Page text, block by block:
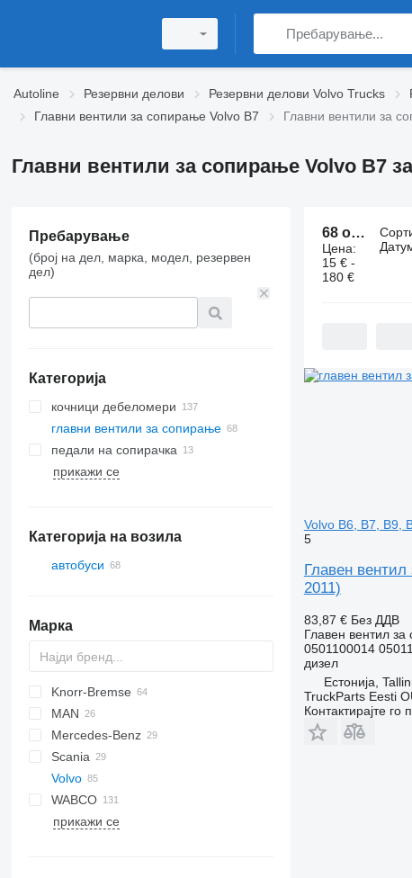
Autoline Резервни делови Резервни делови Volvo Trucks
Главни вентили за сопирање Volvo B7
Главни вентили за
Главни вентили за сопирање Volvo B7
Пребарување
(број на дел, марка, модел, резервен
дел)
Категорија
кочници дебеломери
главни вентили за сопирање
педали на сопирачка
прикажи се
Категорија на возила
автобуси
Марка
Axer
Citelis
Crossway
Daily
Domino
Evadys
Karosa
Knorr-Bremse
MAN
A-series
Lion's series
Mercedes-Benz
Citaro
Kerax
Premium
Scania
K-series
Alpino
Urbino
Volvo
7700
9900
WABCO
прикажи се
68 огласа:
Цена:
15 € -
180 €
Volvo B6, B7, B9,
5
Главен
2011)
83,87 € Без ДДВ
Главен вентил
0501100014
дизел
Естонија,
TruckParts Eesti
Контактирајте го